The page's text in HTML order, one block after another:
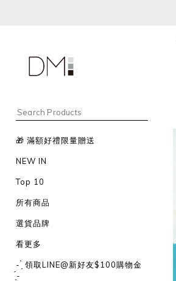
🎁 滿額好禮限量贈送
NEW IN
Top 10
所有商品
選貨品牌
看更多
- ̗̀ 領取LINE@新好友$100購物金
̖́-